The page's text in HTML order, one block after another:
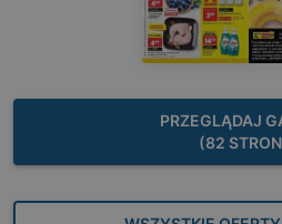
PRZEGLĄDAJ
(82